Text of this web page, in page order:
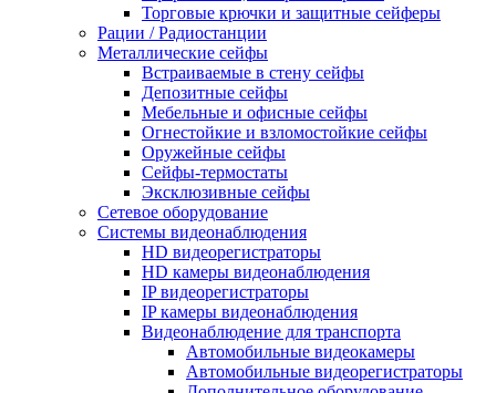
Торговые крючки и защитные сейферы
Рации / Радиостанции
Металлические сейфы
Встраиваемые в стену сейфы
Депозитные сейфы
Мебельные и офисные сейфы
Огнестойкие и взломостойкие сейфы
Оружейные сейфы
Сейфы-термостаты
Эксклюзивные сейфы
Сетевое оборудование
Системы видеонаблюдения
HD видеорегистраторы
HD камеры видеонаблюдения
IP видеорегистраторы
IP камеры видеонаблюдения
Видеонаблюдение для транспорта
Автомобильные видеокамеры
Автомобильные видеорегистраторы